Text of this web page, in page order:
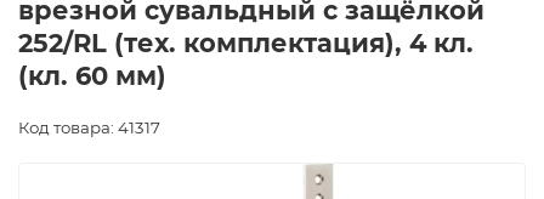
врезной сувальдный с защёлкой
252/RL (тех. комплектация), 4 кл.
(кл. 60 мм)
Код товара: 41317